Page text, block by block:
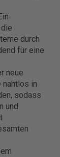
durch
für eine
neue
nahtlos in
sodass
und